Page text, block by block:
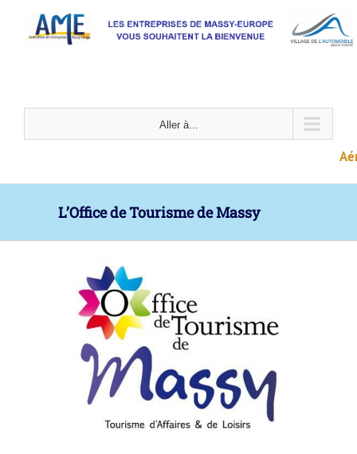
contenu
Aller à...
L’Office de Tourisme de Massy